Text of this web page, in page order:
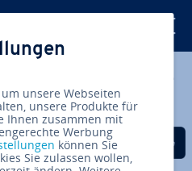
Analytics-
Überblick
Facebook teilen
Auf Twitter teilen
Auf LinkedIn
unsere Webseiten
unsere Produkte für
Ihnen zusammen mit
Werbung
können Sie
Sie zulassen wollen,